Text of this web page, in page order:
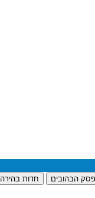
חדות בהירה הבהובים